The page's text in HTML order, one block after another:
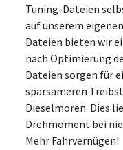
Tuning-Dateien
auf unserem
Dateien bieten wir
nach Optimierung
Dateien sorgen für
sparsameren
Dieselmoren. Dies
Drehmoment bei
Mehr Fahrvernügen!